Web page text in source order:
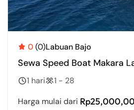
0(0)Labuan Bajo
Sewa Speed Boat Makara
1 hari
1 - 28
Harga mulai dari